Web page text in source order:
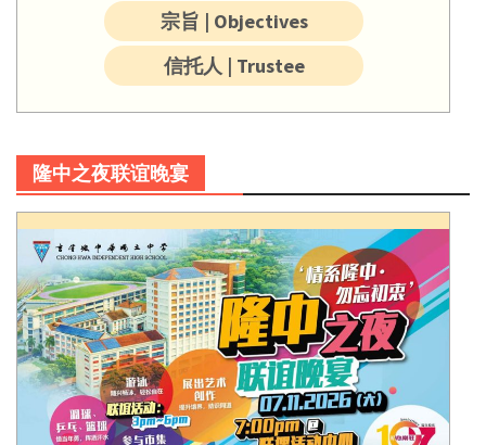
宗旨 | Objectives
信托人 | Trustee
隆中之夜联谊晚宴